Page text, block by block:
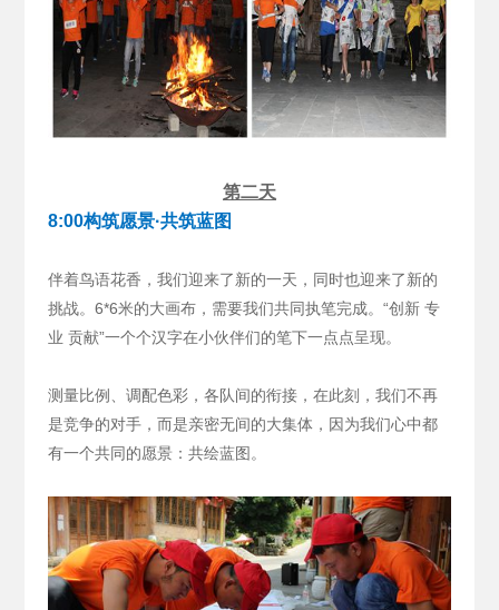
第二天
8:00构筑愿景·共筑蓝图
伴着鸟语花香，我们迎来了新的一天，同时也迎来了新的
挑战。6*6米的大画布，需要我们共同执笔完成。“创新 专
业 贡献”一个个汉字在小伙伴们的笔下一点点呈现。
测量比例、调配色彩，各队间的衔接，在此刻，我们不再
是竞争的对手，而是亲密无间的大集体，因为我们心中都
有一个共同的愿景：共绘蓝图。